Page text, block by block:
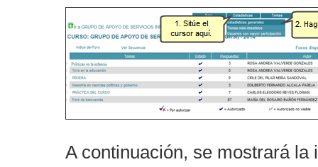
A continuación, se mostrará la